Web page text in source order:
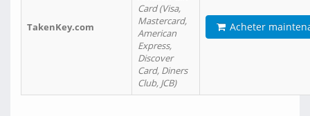
TakenKey.com
Card (Visa,
Mastercard,
American
Express,
Discover
Card, Diners
Club, JCB)
Acheter